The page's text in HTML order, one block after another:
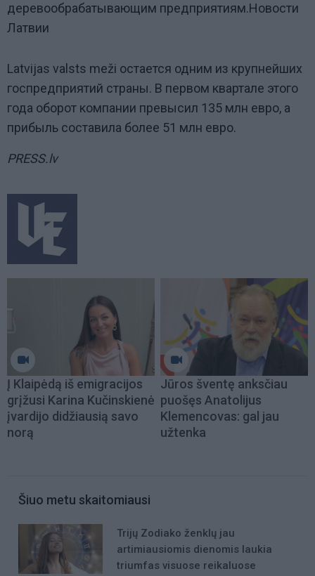
деревообрабатывающим предприятиям.Новости
Латвии
Latvijas valsts meži остается одним из крупнейших
госпредприятий страны. В первом квартале этого
года оборот компании превысил 135 млн евро, а
прибыль составила более 51 млн евро.
PRESS.lv
Į Klaipėdą iš emigracijos
grįžusi Karina Kučinskienė
įvardijo didžiausią savo
norą
Jūros šventę anksčiau
puošęs Anatolijus
Klemencovas: gal jau
užtenka
Šiuo metu skaitomiausi
Trijų Zodiako ženklų jau
artimiausiomis dienomis laukia
triumfas visuose reikaluose